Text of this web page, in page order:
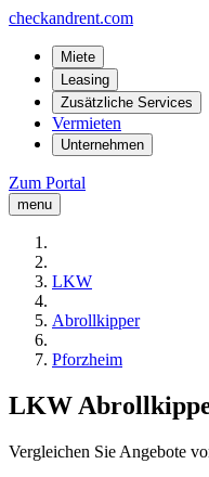
checkandrent.com
Miete
Leasing
Zusätzliche Services
Vermieten
Unternehmen
Zum Portal
menu
LKW
Abrollkipper
Pforzheim
LKW
Vergleichen Sie Angebote